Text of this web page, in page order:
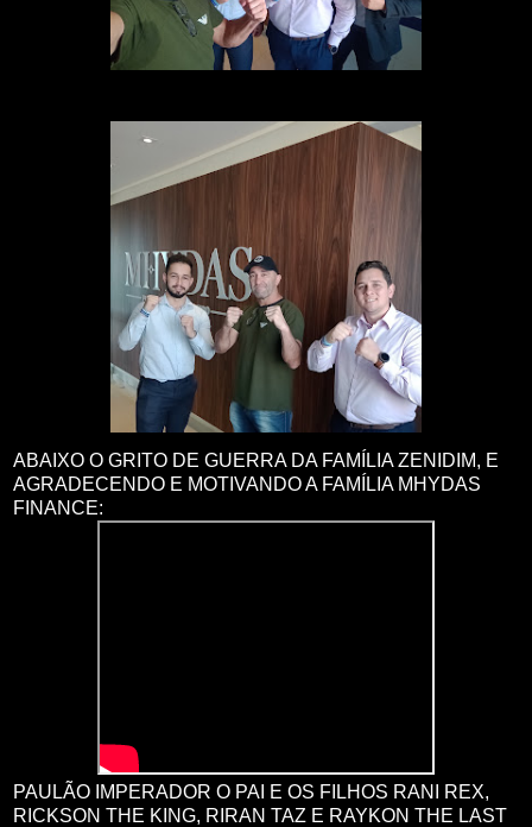
ABAIXO O GRITO DE GUERRA DA FAMÍLIA ZENIDIM, E
AGRADECENDO E MOTIVANDO A FAMÍLIA MHYDAS
FINANCE:
PAULÃO IMPERADOR O PAI E OS FILHOS RANI REX,
RICKSON THE KING, RIRAN TAZ E RAYKON THE LAST